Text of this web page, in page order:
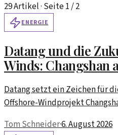
29Artikel· Seite 1 / 2
ENERGIE
Datang und die
Winds: Changshan
Datang setzt ein Zeichen für
Offshore-Windprojekt
Tom Schneider·6. August 2026